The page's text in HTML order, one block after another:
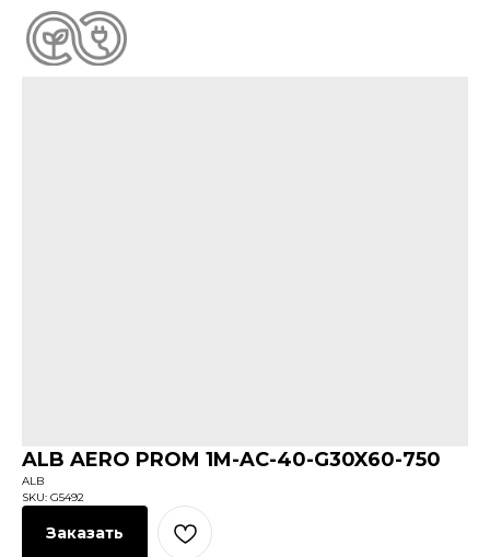
ALB AERO PROM 1M-AC-40-G30X60-750
ALB
SKU: G5492
Заказать